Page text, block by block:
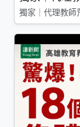
獨家｜代理教師